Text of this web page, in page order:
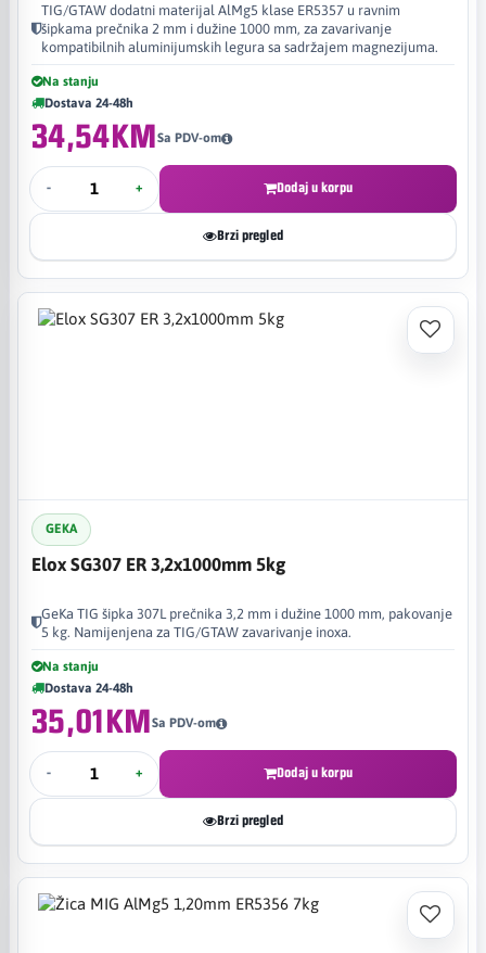
TIG/GTAW dodatni materijal AlMg5 klase ER5357 u ravnim
šipkama prečnika 2 mm i dužine 1000 mm, za zavarivanje
kompatibilnih aluminijumskih legura sa sadržajem magnezijuma.
Na stanju
Dostava 24-48h
34,54KMSa PDV-om
- + Dodaj u korpu
Brzi pregled
GEKA
Elox SG307 ER 3,2x1000mm 5kg
GeKa TIG šipka 307L prečnika 3,2 mm i dužine 1000 mm, pakovanje
5 kg. Namijenjena za TIG/GTAW zavarivanje inoxa.
Na stanju
Dostava 24-48h
35,01KMSa PDV-om
- + Dodaj u korpu
Brzi pregled